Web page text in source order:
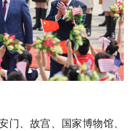
门、故宫、国家博物馆、